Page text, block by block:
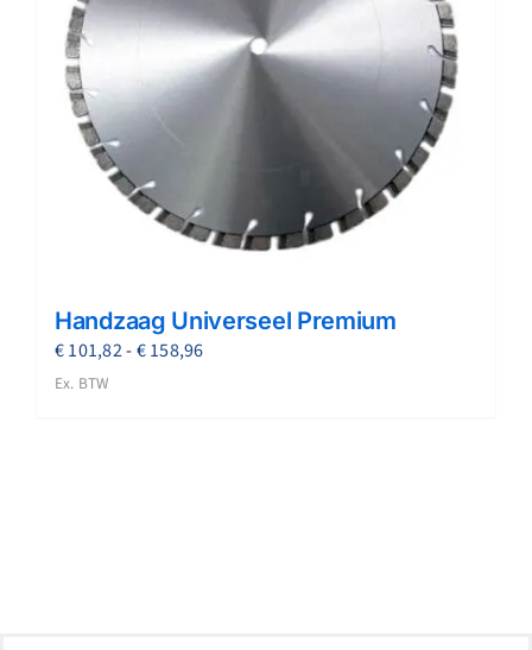
Vacatures
Handzaag Universeel Premium
€101,82-€158,96Prijsklasse:
Ex. BTW